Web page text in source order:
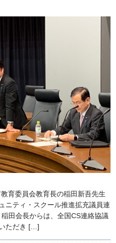
育委員会教育長の稲田新吾先生
ニティ・スクール推進拡充議員連
田会長からは、全国CS連絡協議
ただき […]